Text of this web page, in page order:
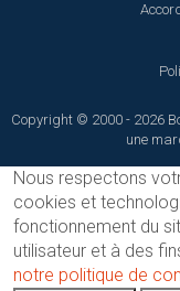
Copyright © 2000 - 2026
une
Nous respectons
cookies et
fonctionnement du
utilisateur et à des
notre politique de